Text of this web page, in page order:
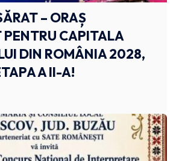
– ORAȘ
CAPITALA
DIN ROMÂNIA 2028,
A II-A!